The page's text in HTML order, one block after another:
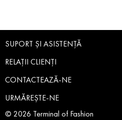
SUPORT ȘI ASISTENȚĂ
RELAȚII CLIENȚI
CONTACTEAZĂ-NE
URMĂREȘTE-NE
© 2026 Terminal of Fashion